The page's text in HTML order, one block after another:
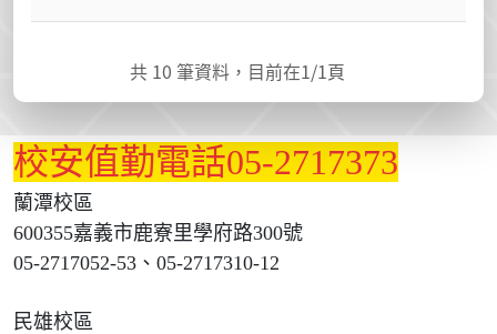
共 10 筆資料，目前在1/1頁
校安值勤電話05-2717373
蘭潭校區
600355嘉義市鹿寮里學府路300號
05-2717052-53、05-2717310-12
民雄校區